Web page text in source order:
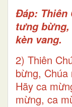
Ðáp: Thiên
tưng
kèn vang.
2) Thiên
bừng, Chúa
Hãy ca
mừng, ca